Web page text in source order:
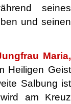
seines
und seinen
Maria,
Heiligen Geist
Salbung ist
am Kreuz